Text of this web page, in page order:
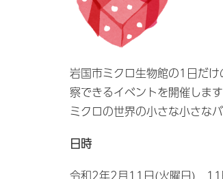
岩国市ミクロ生物館の1日だ
察できるイベントを開催しま
ミクロの世界の小さな小さな
日時
令和2年2月11日(火曜日)